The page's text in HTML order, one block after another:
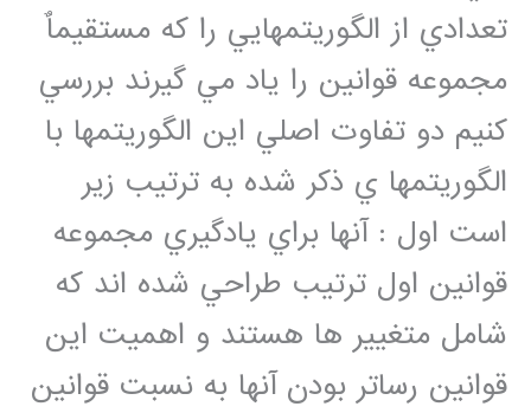
تعدادي از الگوريتمهايي را كه مستقيماٌ
مجموعه قوانين را ياد مي گيرند بررسي
كنيم دو تفاوت اصلي اين الگوريتمها با
الگوريتمها ي ذكر شده به ترتيب زير
است اول : آنها براي يادگيري مجموعه
قوانين اول ترتيب طراحي شده اند كه
شامل متغيير ها هستند و اهميت اين
قوانين رساتر بودن آنها به نسبت قوانين